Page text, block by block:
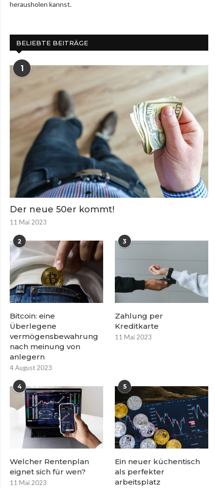
herausholen kannst.
BELIEBTE BEITRÄGE
1
Der neue 50er kommt!
11 Mai 2023
2
Bitcoin: eine
Überlegene
vermögensbewahrung
nach meinung von
anlegern
4 August 2023
3
Zahlung per
Kreditkarte
11 Mai 2023
4
Welcher Rentenplan
eignet sich für wen?
11 Mai 2023
5
Ein neuer küchentisch
als perfekter
arbeitsplatz